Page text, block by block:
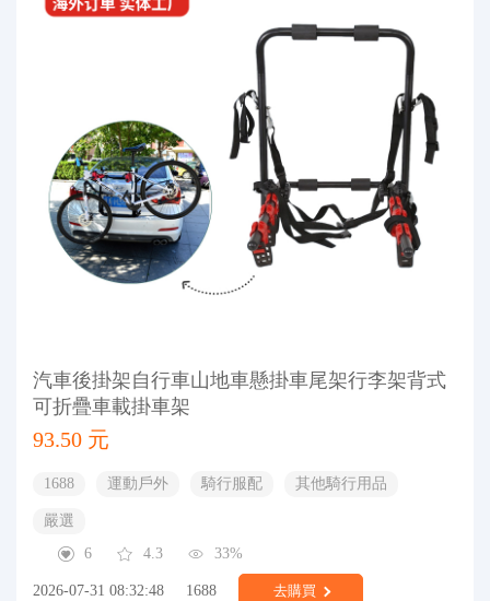
汽車後掛架自行車山地車懸掛車尾架行李架背式
可折疊車載掛車架
93.50 元
1688 運動戶外 騎行服配 其他騎行用品
嚴選
6
4.3 33%
2026-07-31 08:32:48 1688 去購買